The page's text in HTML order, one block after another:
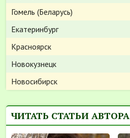
Гомель (Беларусь)
Екатеринбург
Красноярск
Новокузнецк
Новосибирск
ЧИТАТЬ СТАТЬИ АВТОРА